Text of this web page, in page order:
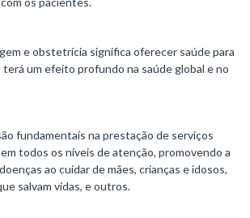
e obstetrícia significa oferecer saúde para
um efeito profundo na saúde global e no
fundamentais na prestação de serviços
todos os níveis de atenção, promovendo a
ao cuidar de mães, crianças e idosos,
salvam vidas, e outros.